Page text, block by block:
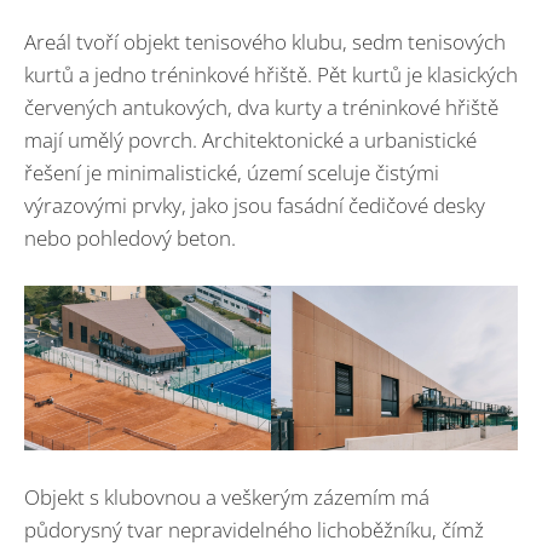
Areál tvoří objekt tenisového klubu, sedm tenisových
kurtů a jedno tréninkové hřiště. Pět kurtů je klasických
červených antukových, dva kurty a tréninkové hřiště
mají umělý povrch. Architektonické a urbanistické
řešení je minimalistické, území sceluje čistými
výrazovými prvky, jako jsou fasádní čedičové desky
nebo pohledový beton.
Objekt s klubovnou a veškerým zázemím má
půdorysný tvar nepravidelného lichoběžníku, čímž